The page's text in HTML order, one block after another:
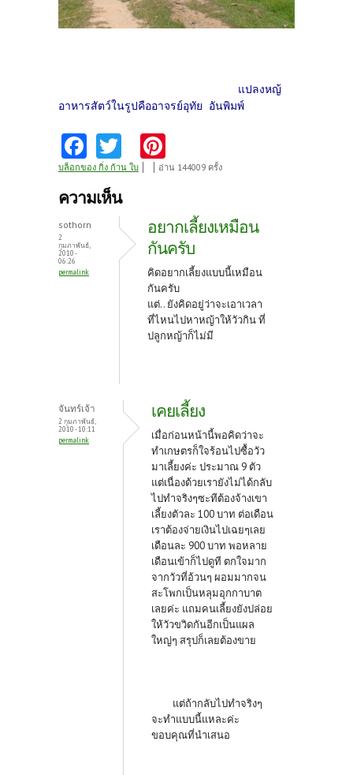
แปลงหญ้
อาหารสัตว์ในรูปคืออาจรย์อุทัย อันพิมพ์
Fa
ce
b
o
o
k
w
itt
nt
es
t
บล็อกของ กิ่ง ก้าน ใบ อ่าน 144009 ครั้ง
ความเห็น
sothorn
2
กุมภาพันธ์,
2010 -
06:26
permalink
อยากเลี้ยงเหมือน
กันครับ
คิดอยากเลี้ยงแบบนี้เหมือน
กันครับ
แต่.. ยังคิดอยู่ว่าจะเอาเวลา
ที่ไหนไปหาหญ้าให้วัวกิน ที่
ปลูกหญ้าก็ไม่มี
จันทร์เจ้า
2 กุมภาพันธ์,
2010 - 10:11
permalink
เคยเลี้ยง
เมื่อก่อนหน้านี้พอคิดว่าจะ
ทำเกษตรก็ใจร้อนไปซื้อวัว
มาเลี้ยงค่ะ ประมาณ 9 ตัว
แต่เนื่องด้วยเรายังไม่ได้กลับ
ไปทำจริงๆซะทีต้องจ้างเขา
เลี้ยงตัวละ 100 บาท ต่อเดือน
เราต้องจ่ายเงินไปเฉยๆเลย
เดือนละ 900 บาท พอหลาย
เดือนเข้าก็ไปดูที ตกใจมาก
จากวัวที่อ้วนๆ ผอมมากจน
สะโพกเป็นหลุมอุกกาบาต
เลยค่ะ แถมคนเลี้ยงยังปล่อย
ให้วัวขวิดกันอีกเป็นแผล
ใหญ่ๆ สรุปก็เลยต้องขาย
แต่ถ้ากลับไปทำจริงๆ
จะทำแบบนี้แหละค่ะ
ขอบคุณที่นำเสนอ